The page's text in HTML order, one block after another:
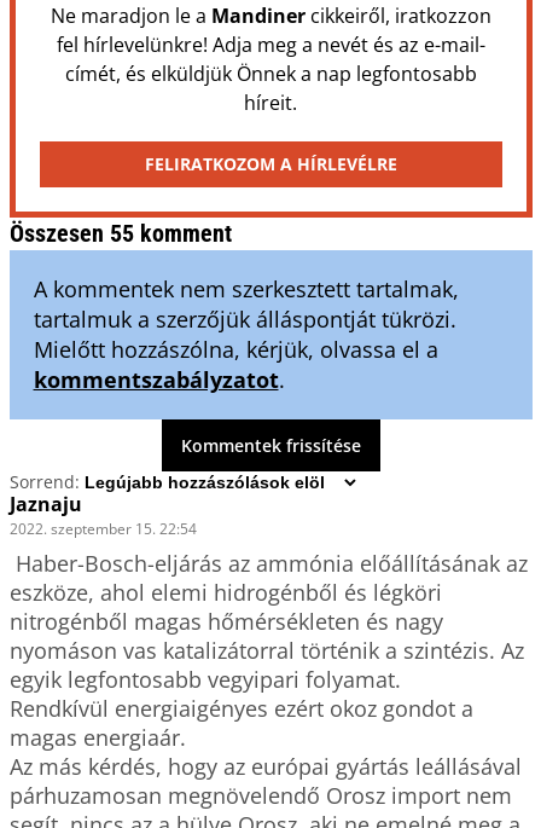
Ne maradjon le a Mandinercikkeiről, iratkozzon
fel hírlevelünkre! Adja meg a nevét és az e-mail-
címét, és elküldjük Önnek a nap legfontosabb
híreit.
FELIRATKOZOM A HÍRLEVÉLRE
Összesen 55 komment
A kommentek nem szerkesztett tartalmak,
tartalmuk a szerzőjük álláspontját tükrözi.
Mielőtt hozzászólna, kérjük, olvassa el a
kommentszabályzatot.
Kommentek frissítése
Sorrend:
Jaznaju
2022. szeptember 15. 22:54
eszköze, ahol elemi hidrogénből és légköri
nitrogénből magas hőmérsékleten és nagy
nyomáson vas katalizátorral történik a szintézis. Az
egyik legfontosabb vegyipari folyamat.
Rendkívül energiaigényes ezért okoz gondot a
magas energiaár.
Az más kérdés, hogy az európai gyártás leállásával
párhuzamosan megnövelendő Orosz import nem